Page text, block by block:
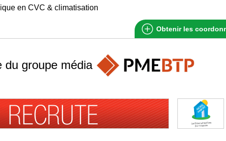
en CVC & climatisation
Obtenir les
du groupe média